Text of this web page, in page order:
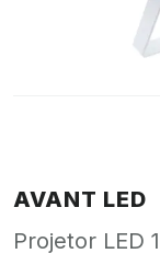
AVANT LED
Projetor LED